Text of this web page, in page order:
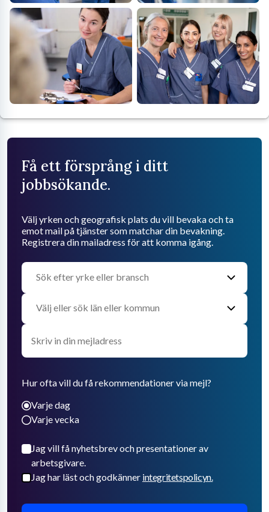
Få ett försprång i ditt
jobbsökande.
Välj yrken och geografisk plats du vill bevaka och ta
emot mail på tjänster som matchar din bevakning.
Registrera din mailadress för att komma igång.
Hur ofta vill du få rekommendationer via mejl?
Varje dag
Varje vecka
Jag vill få nyhetsbrev och presentationer av
arbetsgivare.
Jag har läst och godkänner integritetspolicyn.